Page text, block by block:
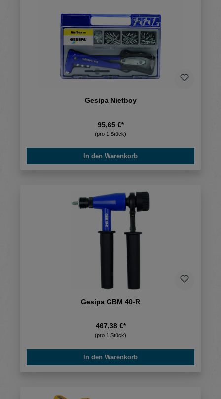
Gesipa Nietboy
95,65 €*
(pro 1 Stück)
In den Warenkorb
Gesipa GBM 40-R
467,38 €*
(pro 1 Stück)
In den Warenkorb